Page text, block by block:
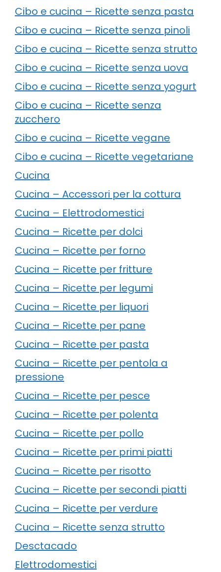
Cibo e cucina – Ricette senza pasta
Cibo e cucina – Ricette senza pinoli
Cibo e cucina – Ricette senza strutto
Cibo e cucina – Ricette senza uova
Cibo e cucina – Ricette senza yogurt
Cibo e cucina – Ricette senza
zucchero
Cibo e cucina – Ricette vegane
Cibo e cucina – Ricette vegetariane
Cucina
Cucina – Accessori per la cottura
Cucina – Elettrodomestici
Cucina – Ricette per dolci
Cucina – Ricette per forno
Cucina – Ricette per fritture
Cucina – Ricette per legumi
Cucina – Ricette per liquori
Cucina – Ricette per pane
Cucina – Ricette per pasta
Cucina – Ricette per pentola a
pressione
Cucina – Ricette per pesce
Cucina – Ricette per polenta
Cucina – Ricette per pollo
Cucina – Ricette per primi piatti
Cucina – Ricette per risotto
Cucina – Ricette per secondi piatti
Cucina – Ricette per verdure
Cucina – Ricette senza strutto
Desctacado
Elettrodomestici